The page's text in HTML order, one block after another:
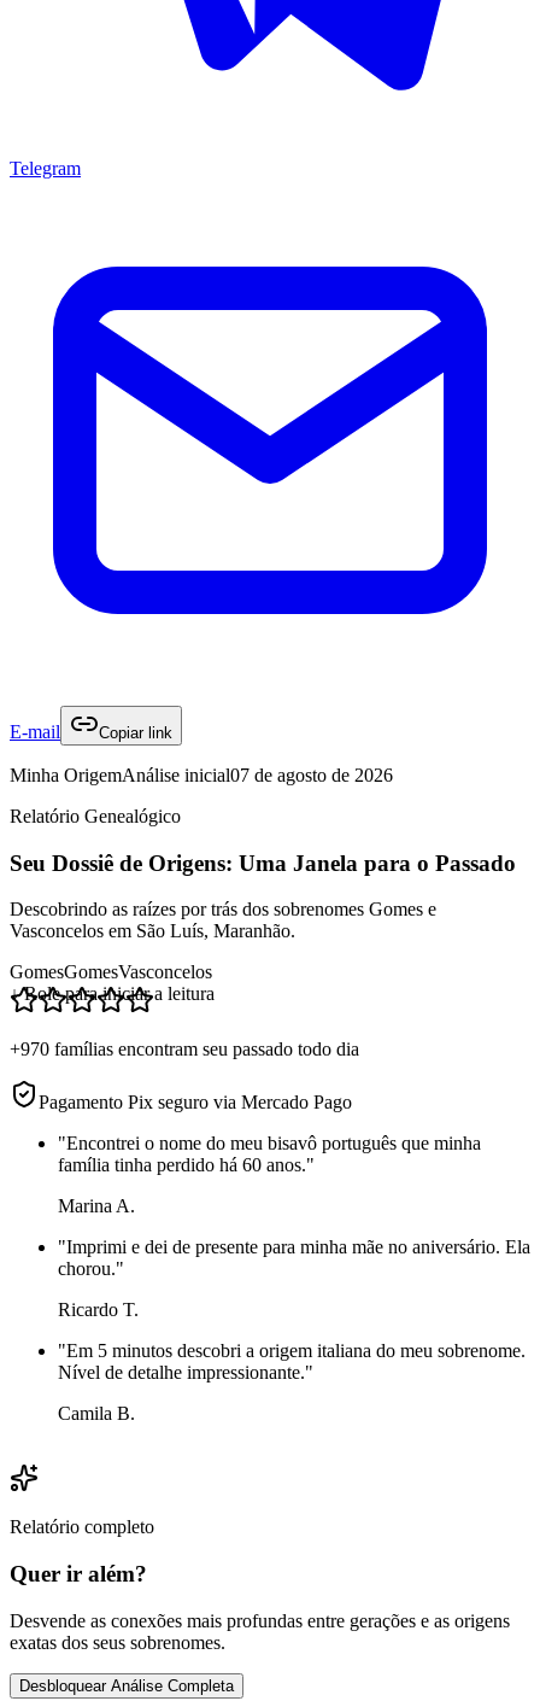
Telegram
E-mail Copiar link
Minha OrigemAnálise inicial07 de agosto de 2026
Relatório Genealógico
Seu Dossiê de Origens: Uma Janela para o Passado
Descobrindo as raízes por trás dos sobrenomes Gomes e
Vasconcelos em São Luís, Maranhão.
GomesGomesVasconcelos
↓ Role para iniciar a leitura
+970 famílias encontram seu passado todo dia
Pagamento Pix seguro via Mercado Pago
"Encontrei o nome do meu bisavô português que minha
família tinha perdido há 60 anos."
Marina A.
"Imprimi e dei de presente para minha mãe no aniversário. Ela
chorou."
Ricardo T.
"Em 5 minutos descobri a origem italiana do meu sobrenome.
Nível de detalhe impressionante."
Camila B.
Relatório completo
Quer ir além?
Desvende as conexões mais profundas entre gerações e as origens
exatas dos seus sobrenomes.
Desbloquear Análise Completa